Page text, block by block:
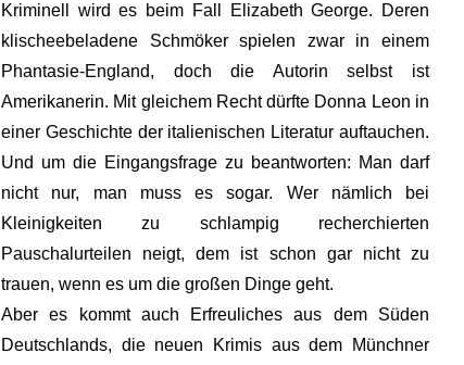
Kriminell wird es beim Fall Elizabeth George. Deren
klischeebeladene Schmöker spielen zwar in einem
Phantasie-England, doch die Autorin selbst ist
Amerikanerin. Mit gleichem Recht dürfte Donna Leon in
einer Geschichte der italienischen Literatur auftauchen.
Und um die Eingangsfrage zu beantworten: Man darf
nicht nur, man muss es sogar. Wer nämlich bei
Kleinigkeiten zu schlampig recherchierten
Pauschalurteilen neigt, dem ist schon gar nicht zu
trauen, wenn es um die großen Dinge geht.
Aber es kommt auch Erfreuliches aus dem Süden
Deutschlands, die neuen Krimis aus dem Münchner